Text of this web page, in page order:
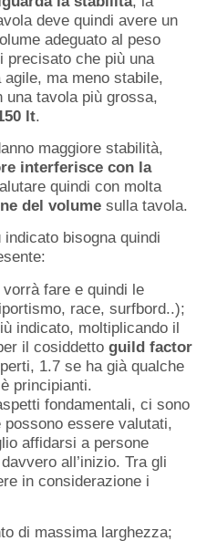
deve quindi avere un
adeguato al peso
precisato che più una
ma meno stabile,
una tavola più grossa,
lt.
maggiore stabilità,
interferisce con la
quindi con molta
del volume sulla tavola.
bisogna quindi
fare e quindi le
race, surfbord..);
indicato, moltiplicando il
il cosiddetto guild factor
1.7 se ha già qualche
principianti.
fondamentali, ci sono
essere valutati,
affidarsi a persone
all’inizio. Tra gli
in considerazione i
di massima larghezza;